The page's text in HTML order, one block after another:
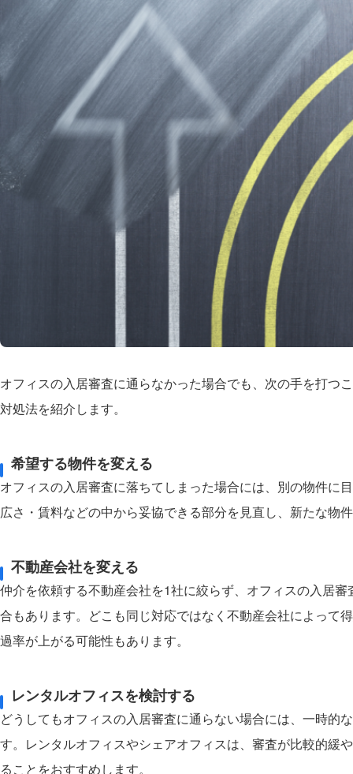
オフィスの入居審査に通らなかった場合でも、次の手を打つ
対処法を紹介します。
希望する物件を変える
オフィスの入居審査に落ちてしまった場合には、別の物件に
広さ・賃料などの中から妥協できる部分を見直し、新たな物
不動産会社を変える
仲介を依頼する不動産会社を1社に絞らず、オフィスの入居
合もあります。どこも同じ対応ではなく不動産会社によって
過率が上がる可能性もあります。
レンタルオフィスを検討する
どうしてもオフィスの入居審査に通らない場合には、一時的
す。レンタルオフィスやシェアオフィスは、審査が比較的緩
ることをおすすめします。